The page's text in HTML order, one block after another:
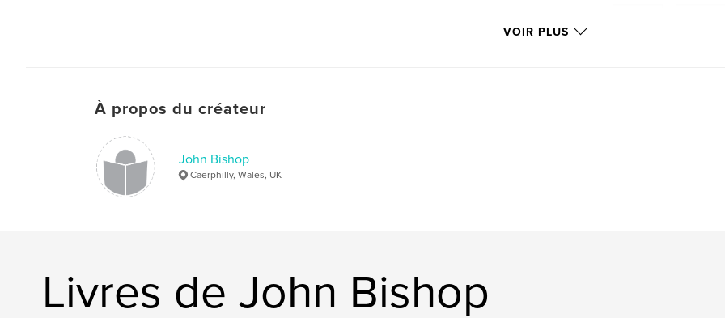
VOIR PLUS
À propos du créateur
John Bishop
Caerphilly, Wales, UK
Livres de John Bishop